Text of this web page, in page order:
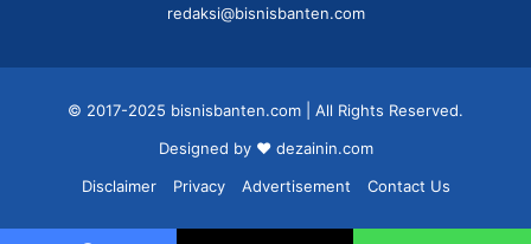
redaksi@bisnisbanten.com
© 2017-2025 bisnisbanten.com | All Rights Reserved.
Designed by ❤ dezainin.com
Disclaimer
Privacy Advertisement Contact Us